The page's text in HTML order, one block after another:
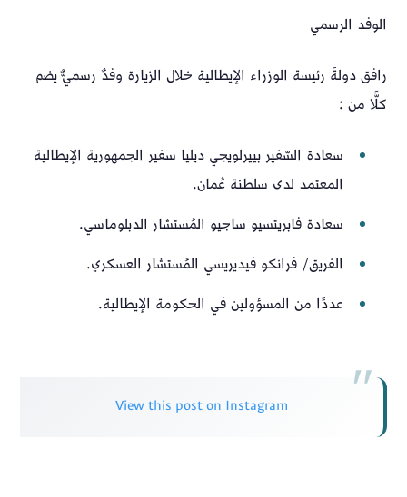
الوفد الرسمي
رافق دولةَ رئيسة الوزراء الإيطالية خلال الزيارة وفدٌ رسميٌّ يضم
كلًّا من :
سعادة السّفير بييرلويجي ديليا سفير الجمهورية الإيطالية
المعتمد لدى سلطنة عُمان.
سعادة فابريتسيو ساجيو المُستشار الدبلوماسي.
الفريق/ فرانكو فيديريسي المُستشار العسكري.
عددًا من المسؤولين في الحكومة الإيطالية.
View this post on Instagram